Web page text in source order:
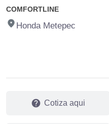
COMFORTLINE
fmd_good Honda Metepec
help Cotiza aqui